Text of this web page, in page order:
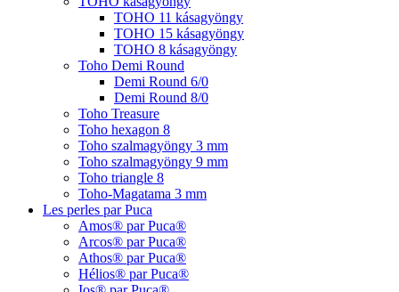
TOHO 11 kásagyöngy
TOHO 15 kásagyöngy
TOHO 8 kásagyöngy
Toho Demi Round
Demi Round 6/0
Demi Round 8/0
Toho Treasure
Toho hexagon 8
Toho szalmagyöngy 3 mm
Toho szalmagyöngy 9 mm
Toho triangle 8
Toho-Magatama 3 mm
Les perles par Puca
Amos® par Puca®
Arcos® par Puca®
Athos® par Puca®
Hélios® par Puca®